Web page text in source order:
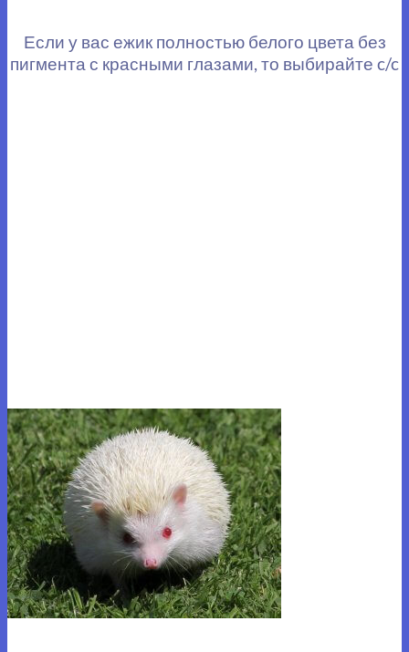
Если у вас ежик полностью белого цвета без
пигмента с красными глазами, то выбирайте c/c